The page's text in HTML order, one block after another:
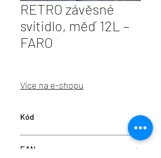
RETRO závěsné
svítidlo, měď 12L –
FARO
Více na e-shopu
Kód
EAN